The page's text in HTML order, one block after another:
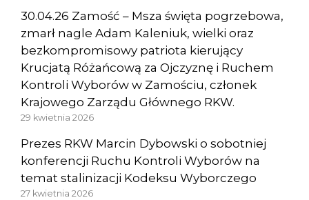
30.04.26 Zamość – Msza święta pogrzebowa,
zmarł nagle Adam Kaleniuk, wielki oraz
bezkompromisowy patriota kierujący
Krucjatą Różańcową za Ojczyznę i Ruchem
Kontroli Wyborów w Zamościu, członek
Krajowego Zarządu Głównego RKW.
29 kwietnia 2026
Prezes RKW Marcin Dybowski o sobotniej
konferencji Ruchu Kontroli Wyborów na
temat stalinizacji Kodeksu Wyborczego
27 kwietnia 2026